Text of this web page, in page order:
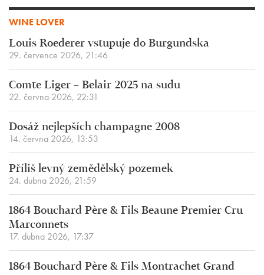
WINE LOVER
Louis Roederer vstupuje do Burgundska
29. července 2026, 21:46
Comte Liger – Belair 2025 na sudu
22. června 2026, 22:31
Dosáž nejlepších champagne 2008
14. června 2026, 13:53
Příliš levný zemědělský pozemek
24. dubna 2026, 21:59
1864 Bouchard Père & Fils Beaune Premier Cru
Marconnets
17. dubna 2026, 17:37
1864 Bouchard Père & Fils Montrachet Grand